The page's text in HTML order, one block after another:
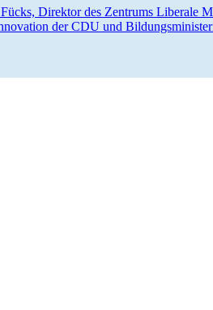
Direktor des Zentrums Liberale
der CDU und